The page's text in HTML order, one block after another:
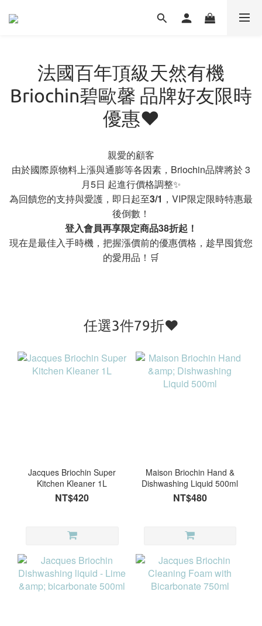
法國百年頂級天然有機
Briochin碧歐馨 品牌好友限時
優惠❤️
親愛的顧客
由於國際原物料上漲與通膨等各因素，Briochin品牌將於 3
月5日 起進行價格調整✨
為回饋您的支持與愛護，即日起至3/1 ，VIP限定限時特惠最
後倒數！
登入會員再享限定商品38折起！
現在是最佳入手時機，把握漲價前的優惠價格，趁早囤貨您
的愛用品！🛒
任選3件79折❤️
Jacques Briochin Super
Kitchen Kleaner 1L
NT$420
Maison Briochin Hand &
Dishwashing Liquid 500ml
NT$480